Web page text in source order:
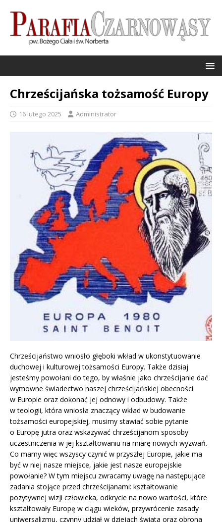
Chrześcijańska tożsamość Europy
16 lutego 2025 Administrator
Chrześcijaństwo wniosło głęboki wkład w ukonstytuowanie
duchowej i kulturowej tożsamości Europy. Także dzisiaj
jesteśmy powołani do tego, by właśnie jako chrześcijanie dać
wymowne świadectwo naszej chrześcijańskiej obecności
w Europie oraz dokonać jej odnowy i odbudowy. Także
w teologii, która wniosła znaczący wkład w budowanie
tożsamości europejskiej, musimy stawiać sobie pytanie
o Europę jutra oraz wskazywać chrześcijanom sposoby
uczestniczenia w jej kształtowaniu na miarę nowych wyzwań.
Co mamy więc wszyscy czynić w przyszłej Europie, jakie ma
być w niej nasze miejsce, jakie jest nasze europejskie
powołanie? W tym miejscu zwracamy uwagę na następujące
zadania stojące przed chrześcijanami: kształtowanie
pozytywnej wizji człowieka, odkrycie na nowo wartości, które
kształtowały Europę w ciągu wieków, przywrócenie zasady
uniwersalizmu, czynny udział w dziejach świata oraz obrona